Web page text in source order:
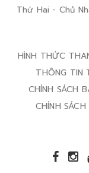
Thứ Hai - Chủ
HÌNH THỨC
THÔNG TIN
CHÍNH SÁCH
CHÍNH